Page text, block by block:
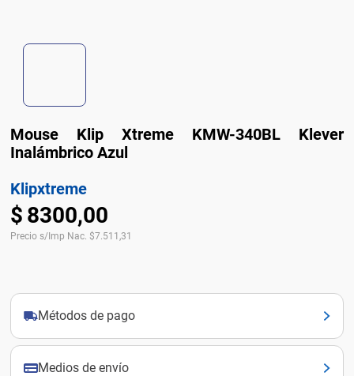
Mouse Klip Xtreme KMW-340BL Klever
Inalámbrico Azul
Klipxtreme
$ 8300,00
Precio s/Imp Nac. $7.511,31
Métodos de pago
Medios de envío